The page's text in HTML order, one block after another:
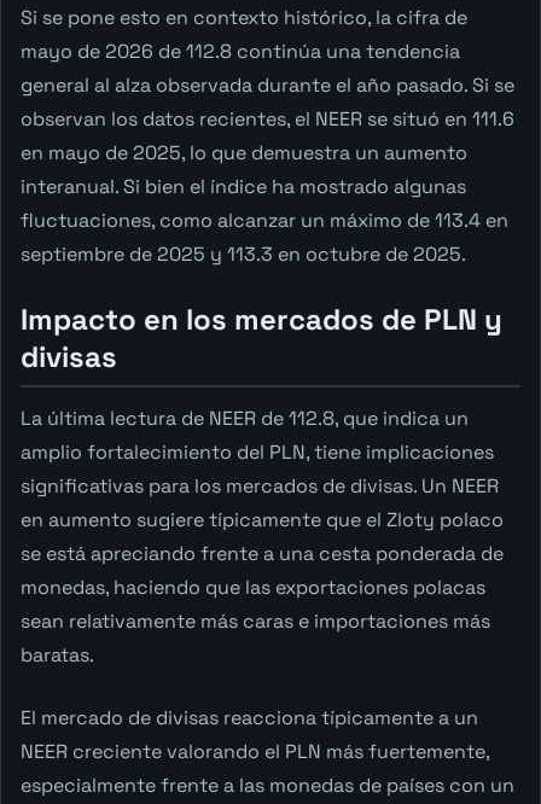
Si se pone esto en contexto histórico, la cifra de
mayo de 2026 de 112.8 continúa una tendencia
general al alza observada durante el año pasado. Si se
observan los datos recientes, el NEER se situó en 111.6
en mayo de 2025, lo que demuestra un aumento
interanual. Si bien el índice ha mostrado algunas
fluctuaciones, como alcanzar un máximo de 113.4 en
septiembre de 2025 y 113.3 en octubre de 2025.
Impacto en los mercados de PLN y
divisas
La última lectura de NEER de 112.8, que indica un
amplio fortalecimiento del PLN, tiene implicaciones
significativas para los mercados de divisas. Un NEER
en aumento sugiere típicamente que el Zloty polaco
se está apreciando frente a una cesta ponderada de
monedas, haciendo que las exportaciones polacas
sean relativamente más caras e importaciones más
baratas.
El mercado de divisas reacciona típicamente a un
NEER creciente valorando el PLN más fuertemente,
especialmente frente a las monedas de países con un